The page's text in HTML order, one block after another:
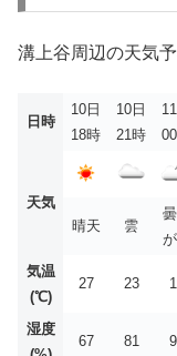
溝上谷周辺の天気
日時
10日
18時
10日
21時
天気
晴天
雲
気温
(℃)
27 23
湿度
67 81